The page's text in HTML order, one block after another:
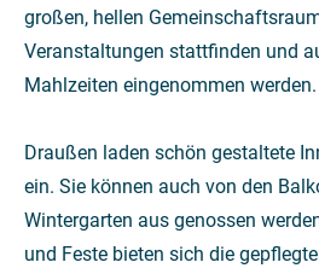
großen, hellen
Veranstaltungen stattfinden und
Mahlzeiten eingenommen werden.
Draußen laden schön gestaltete
ein. Sie können auch von den
Wintergarten aus genossen
und Feste bieten sich die